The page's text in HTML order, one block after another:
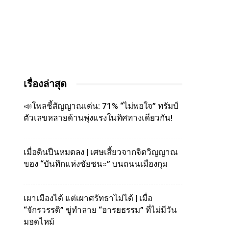
เรื่องล่าสุด
📣โพลชี้สัญญาณเด่น: 71% “ไม่พอใจ” ทรัมป์
ตัวเลขหลายด้านพุ่งแรงในทิศทางเดียวกัน!
เมื่อดินปืนหมดลง | เศษเสี้ยวจากจิตวิญญาณ
ของ “บันทึกแห่งชัยชนะ” บนถนนเมืองกุม
เผาเมืองได้ แต่เผาศรัทธาไม่ได้ | เมื่อ
“จักรวรรดิ” ขู่ทำลาย “อารยธรรม” ที่ไม่มีวัน
มอดไหม้